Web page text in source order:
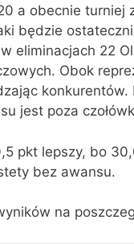
a obecnie turniej
będzie
eliminacjach 22
Obok
konkurentów.
jest poza
pkt lepszy, bo
bez awansu.
na